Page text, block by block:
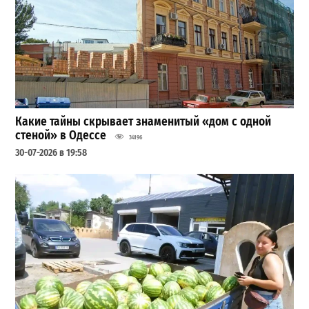
Какие тайны скрывает знаменитый «дом с одной
стеной» в Одессе
34196
30-07-2026 в 19:58